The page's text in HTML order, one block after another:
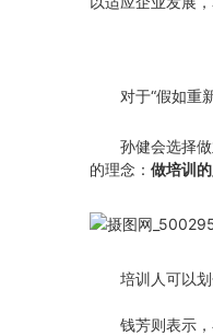
对于“假如重
孙健会选择
的理念： 做培训
培训人可以
钱芳则表示